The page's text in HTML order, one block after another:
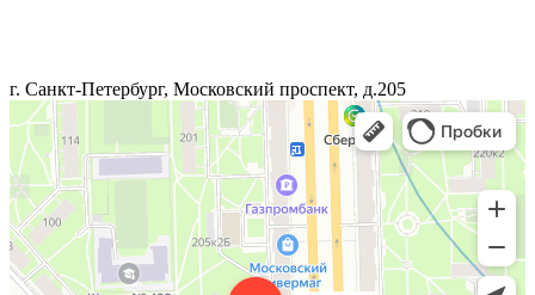
г. Санкт-Петербург, Московский проспект, д.205
Агентство Иван да Марья
Праздничное агентство в Санкт‑Петербурге